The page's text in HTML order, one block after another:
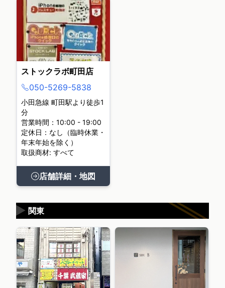
ストックラボ町田店
050-5269-5838
小田急線 町田駅より徒歩1
分
営業時間：10:00 - 19:00
定休日：なし（臨時休業・
年末年始を除く）
取扱商材: すべて
店舗詳細・地図
関東
▶